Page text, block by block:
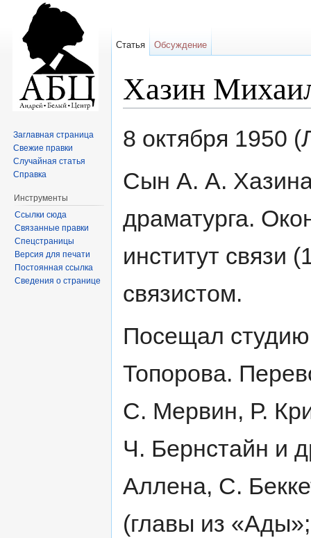
Хазин
8 октября 1950
Сын А. А. Хазина
драматурга.
институт связи
связистом.
Посещал студию
Топорова.
С. Мервин, Р.
Ч. Бернстайн и
Аллена, С.
(главы из
Статья Обсуждение
Заглавная страница
Свежие правки
Случайная статья
Справка
Инструменты
Ссылки сюда
Связанные правки
Спецстраницы
Версия для печати
Постоянная ссылка
Сведения о странице